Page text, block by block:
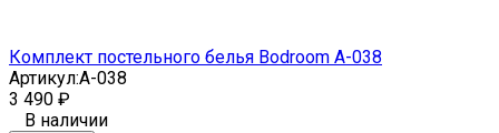
Комплект постельного белья Bodroom A-038
Артикул:A-038
3 490 ₽
В наличии